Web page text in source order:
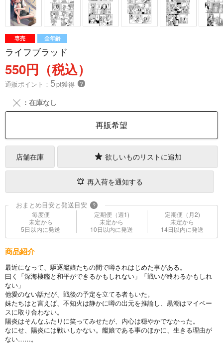
専売 全年齢
ライフブラッド
550円（税込）
通販ポイント： 5pt獲得 ？
╳ ：在庫なし
再販希望
店舗在庫 欲しいものリストに追加
再入荷を通知する
おまとめ目安と発送目安 ?
毎度便
未定から
5日以内に発送
定期便（週1)
未定から
10日以内に発送
定期便（月2)
未定から
14日以内に発送
商品紹介
最近になって、駆逐艦娘たちの間で噂されはじめた事がある。
曰く「深海棲艦と和平ができるかもしれない」「戦いが終わるかもしれ
ない」
他愛のない話だが、戦後の予定を立てる者もいた。
妹たちはと言えば、不知火は静かに噂の出元を推論し、黒潮はマイペー
スに取り合わない。
陽炎はそんなふたりに笑ってみせたが、内心は穏やかでなかった。
なにせ、陽炎には戦いしかない。艦娘である事のほかに、生きる理由が
ない……。